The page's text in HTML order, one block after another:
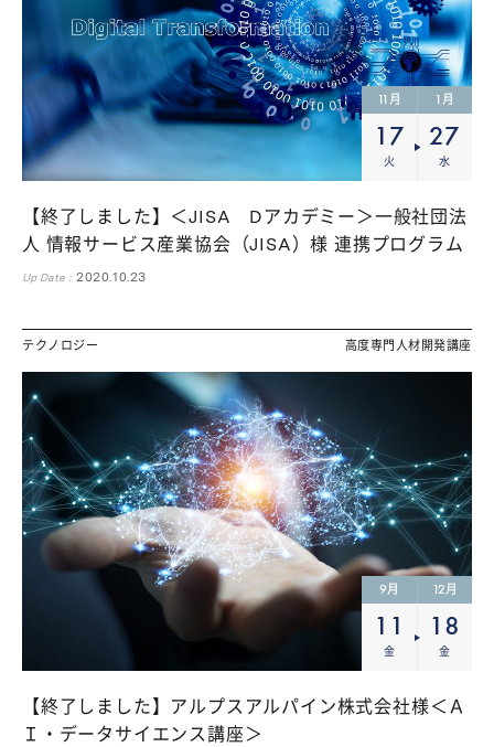
す。（フェーズ2で対応）
11 月 1 月
17
火
27
水
【終了しました】＜JISA Dアカデミー＞一般社団法
人 情報サービス産業協会（JISA）様 連携プログラム
Up Date : 2020.10.23
テクノロジー 高度専門人材開発講座
9月 12月
11
金
18
金
【終了しました】アルプスアルパイン株式会社様＜Ａ
Ｉ・データサイエンス講座＞